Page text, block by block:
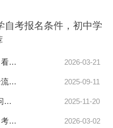
自考报名条件，初中学
湖北自考学历培训怎么报名？看这里！ 2026-03-21
华中农业大学自考实践考核全流程解析！附评分标准及通关技巧！ 2025-09-11
2025年湖北自考报考10大疑问全解答！ 2025-11-20
湖北自考学历培训怎么报名自考365指南全在这！ 2026-03-02